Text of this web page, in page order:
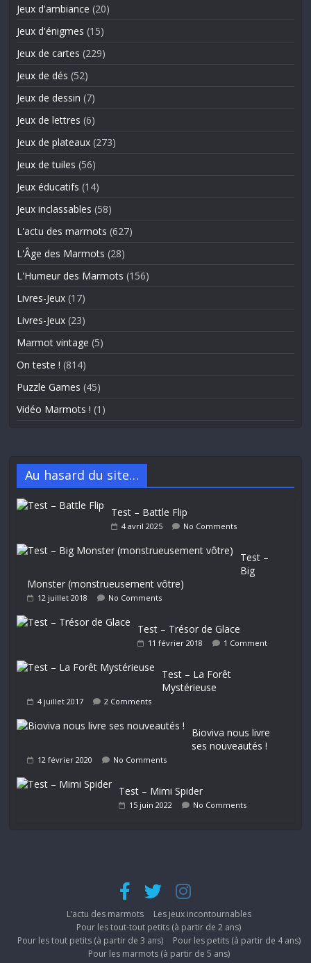
Jeux d'ambiance (20)
Jeux d'énigmes (15)
Jeux de cartes (229)
Jeux de dés (52)
Jeux de dessin (7)
Jeux de lettres (6)
Jeux de plateaux (273)
Jeux de tuiles (56)
Jeux éducatifs (14)
Jeux inclassables (58)
L'actu des marmots (627)
L'Âge des Marmots (28)
L'Humeur des Marmots (156)
Livres-Jeux (17)
Livres-Jeux (23)
Marmot vintage (5)
On teste ! (814)
Puzzle Games (45)
Vidéo Marmots ! (1)
Au hasard du site…
Test – Battle Flip
4 avril 2025 No Comments
Test –
Big
Monster (monstrueusement vôtre)
12 juillet 2018 No Comments
Test – Trésor de Glace
11 février 2018 1 Comment
Test – La Forêt
Mystérieuse
4 juillet 2017 2 Comments
Bioviva nous livre
ses nouveautés !
12 février 2020 No Comments
Test – Mimi Spider
15 juin 2022 No Comments
L’actu des marmots
Les jeux incontournables
Pour les tout-tout petits (à partir de 2 ans)
Pour les tout petits (à partir de 3 ans)
Pour les petits (à partir de 4 ans)
Pour les marmots (à partir de 5 ans)